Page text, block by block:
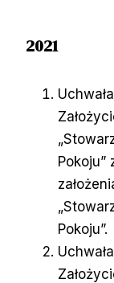
2021
Pokoju”
Pokoju”.